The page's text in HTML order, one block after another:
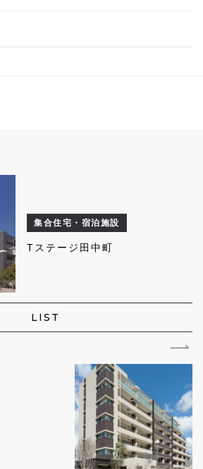
集合住宅・宿泊施設
Tステージ田中町
LIST